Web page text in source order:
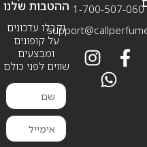
1-700-507-060 ההטבות שלנו
וקבלו עדכונים
על קופונים
ומבצעים
שווים לפני כולם